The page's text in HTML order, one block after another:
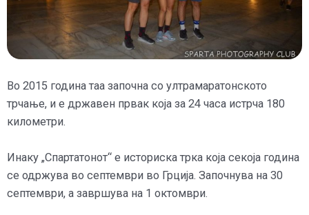
Во 2015 година таа започна со ултрамаратонското
трчање, и е државен првак која за 24 часа истрча 180
километри.
Инаку „Спартатонот“ е историска трка која секоја година
се одржува во септември во Грција. Започнува на 30
септември, а завршува на 1 октомври.